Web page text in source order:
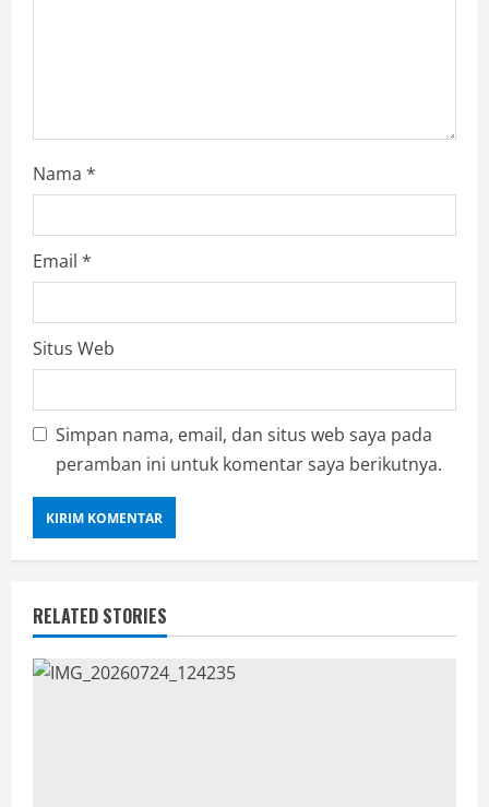
Nama *
Email *
Situs Web
Simpan nama, email, dan situs web saya pada
peramban ini untuk komentar saya berikutnya.
RELATED STORIES